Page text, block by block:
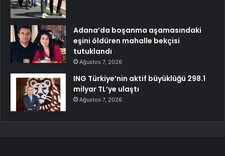
Adana’da boşanma aşamasındaki
eşini öldüren mahalle bekçisi
tutuklandı
Ağustos 7, 2026
ING Türkiye’nin aktif büyüklüğü 298.1
milyar TL’ye ulaştı
Ağustos 7, 2026